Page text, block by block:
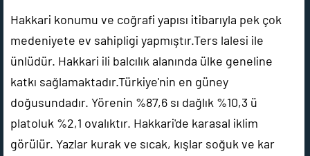
Hakkari konumu ve coğrafi yapısı itibarıyla pek çok
medeniyete ev sahipligi yapmıştır.Ters lalesi ile
ünlüdür. Hakkari ili balcılık alanında ülke geneline
katkı sağlamaktadır.Türkiye'nin en güney
doğusundadır. Yörenin %87,6 sı dağlık %10,3 ü
platoluk %2,1 ovalıktır. Hakkari'de karasal iklim
görülür. Yazlar kurak ve sıcak, kışlar soğuk ve kar